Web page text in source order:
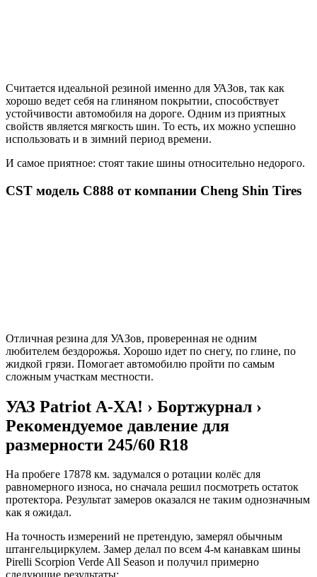
Считается идеальной резиной именно для УАЗов, так как
хорошо ведет себя на глиняном покрытии, способствует
устойчивости автомобиля на дороге. Одним из приятных
свойств является мягкость шин. То есть, их можно успешно
использовать и в зимний период времени.
И самое приятное: стоят такие шины относительно недорого.
CST модель C888 от компании Cheng Shin Tires
Отличная резина для УАЗов, проверенная не одним
любителем бездорожья. Хорошо идет по снегу, по глине, по
жидкой грязи. Помогает автомобилю пройти по самым
сложным участкам местности.
УАЗ Patriot А-ХА! › Бортжурнал ›
Рекомендуемое давление для
размерности 245/60 R18
На пробеге 17878 км. задумался о ротации колёс для
равномерного износа, но сначала решил посмотреть остаток
протектора. Результат замеров оказался не таким однозначным
как я ожидал.
На точность измерений не претендую, замерял обычным
штангельциркулем. Замер делал по всем 4-м канавкам шины
Pirelli Scorpion Verde All Season и получил примерно